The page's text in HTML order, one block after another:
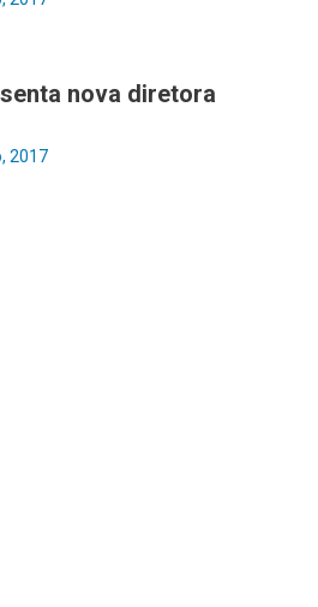
nova diretora
2017